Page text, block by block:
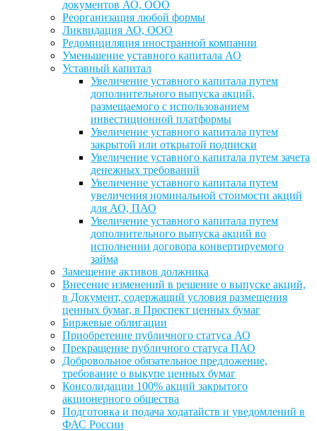
документов АО, ООО
Реорганизация любой формы
Ликвидация АО, ООО
Редомициляция иностранной компании
Уменьшение уставного капитала АО
Уставный капитал
Увеличение уставного капитала путем
дополнительного выпуска акций,
размещаемого с использованием
инвестиционной платформы
Увеличение уставного капитала путем
закрытой или открытой подписки
Увеличение уставного капитала путем зачета
денежных требований
Увеличение уставного капитала путем
увеличения номинальной стоимости акций
для АО, ПАО
Увеличение уставного капитала путем
дополнительного выпуска акций во
исполнении договора конвертируемого
займа
Замещение активов должника
Внесение изменений в решение о выпуске акций,
в Документ, содержащий условия размещения
ценных бумаг, в Проспект ценных бумаг
Биржевые облигации
Приобретение публичного статуса АО
Прекращение публичного статуса ПАО
Добровольное обязательное предложение,
требование о выкупе ценных бумаг
Консолидации 100% акций закрытого
акционерного общества
Подготовка и подача ходатайств и уведомлений в
ФАС России